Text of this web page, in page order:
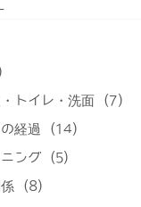
トイレ・洗面 (7)
経過
(14)
ング (5)
(8)